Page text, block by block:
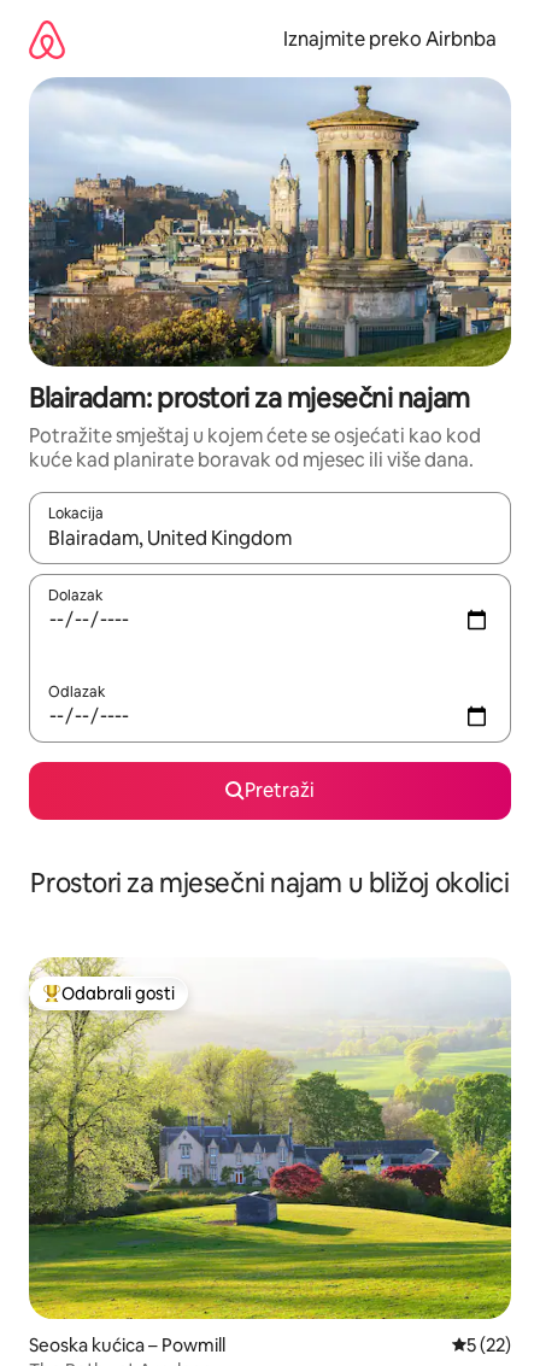
sadržaj
Iznajmite preko Airbnba
Blairadam: prostori za mjesečni najam
Potražite smještaj u kojem ćete se osjećati kao kod
kuće kad planirate boravak od mjesec ili više dana.
Lokacija
Kada budu dostupni rezultati, moći ćete ih pregledati
Dolazak
Odlazak
Pretraži
Prostori za mjesečni najam u bližoj okolici
Među najviše rangiranima s oznakom „Odabrali gosti”
Odabrali gosti
Seoska kućica – Powmill Prosječna
5 (22)